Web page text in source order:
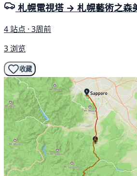
札幌電視塔 → 札幌藝術之森
4 站点 · 3周前
3 浏览
收藏